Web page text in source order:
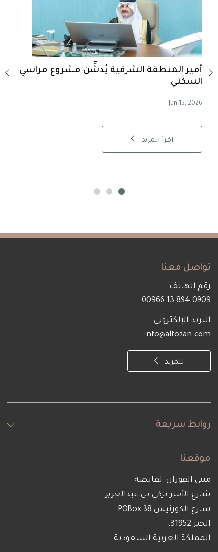
أمير المنطقة الشرقية يُدشِّن مشروع مراسي
السكني
Jun.16, 2026
اقرأ المزيد
تواصل معنا
رقم الهاتف
0909 894 13 00966
البريد الإلكتروني
info@alfozan.com
للمزيد
روابط سريعة
موقعنا
مبنى الفوزان القابضة
شارع الأمير تركي بن عبدالعزيز
شارع الكورنيش POBox 38
الخبر 31952،
المملكة العربية السعودية.